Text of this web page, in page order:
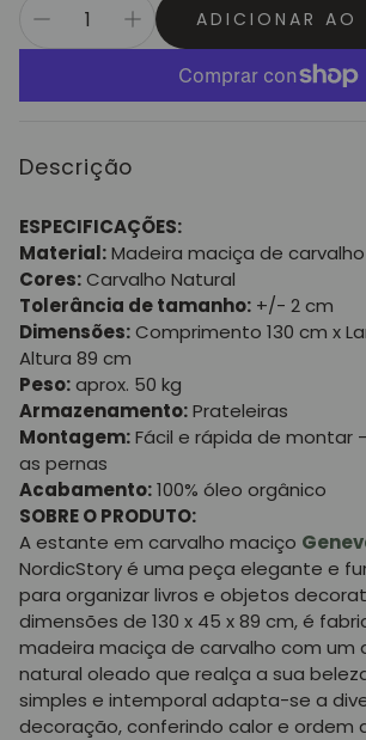
ADICIONAR AO
Descrição
ESPECIFICAÇÕES:
Material:Madeira maciça de carvalho
Cores:Carvalho Natural
Tolerância de tamanho: +/- 2 cm
Dimensões:Comprimento 130 cm x
Altura 89 cm
Peso:aprox. 50 kg
Armazenamento:Prateleiras
Montagem:Fácil e rápida de montar
as pernas
Acabamento:100% óleo orgânico
SOBRE O PRODUTO:
A estante em carvalho maciço
NordicStory é uma peça elegante e
para organizar livros e objetos
dimensões de 130 x 45 x 89 cm, é
madeira maciça de carvalho com um
natural oleado que realça a sua
simples e intemporal adapta-se a
decoração, conferindo calor e ordem